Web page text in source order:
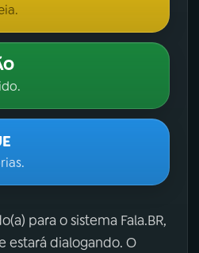
para o sistema Fala.BR,
estará dialogando. O